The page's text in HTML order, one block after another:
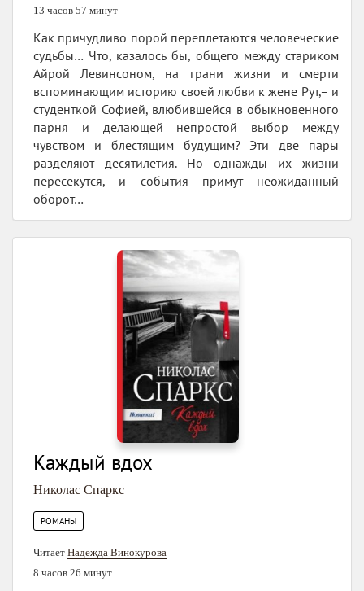
13 часов 57 минут
Как причудливо порой переплетаются человеческие
судьбы… Что, казалось бы, общего между стариком
Айрой Левинсоном, на грани жизни и смерти
вспоминающим историю своей любви к жене Рут,– и
студенткой Софией, влюбившейся в обыкновенного
парня и делающей непростой выбор между
чувством и блестящим будущим? Эти две пары
разделяют десятилетия. Но однажды их жизни
пересекутся, и события примут неожиданный
оборот…
Каждый вдох
Николас Спаркс
РОМАНЫ
Читает Надежда Винокурова
8 часов 26 минут